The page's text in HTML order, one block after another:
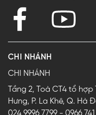
CHI NHÁNH
CHI NHÁNH
Tầng 2, Toà CT4 tổ
Hưng, P. La Khê, Q. Hà